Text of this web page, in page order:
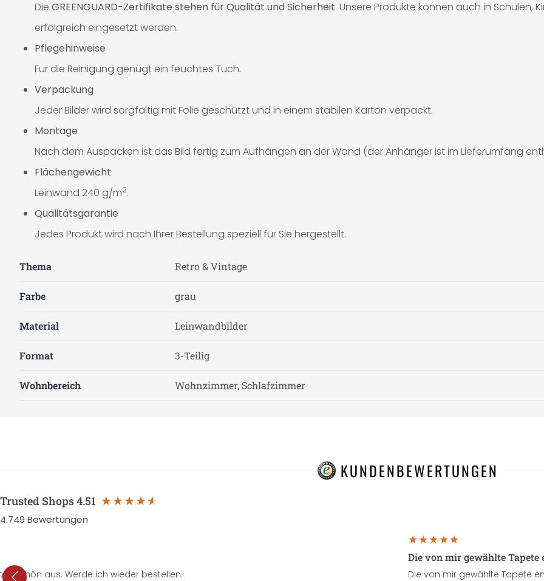
Die GREENGUARD-Zertifikate stehen für Qualität und Sicherheit. Unsere Produkte können auch in Schulen,
erfolgreich eingesetzt werden.
Pflegehinweise
Für die Reinigung genügt ein feuchtes Tuch.
Verpackung
Jeder Bilder wird sorgfältig mit Folie geschützt und in einem stabilen Karton verpackt.
Montage
Nach dem Auspacken ist das Bild fertig zum Aufhängen an der Wand (der Anhänger ist im Lieferumfang
Flächengewicht
Leinwand 240 g/m2.
Qualitätsgarantie
Jedes Produkt wird nach Ihrer Bestellung speziell für Sie hergestellt.
Thema Retro & Vintage
Farbe grau
Material Leinwandbilder
Format 3-Teilig
Wohnbereich Wohnzimmer, Schlafzimmer
KUNDENBEWERTUNGEN
Trusted Shops4.51
4.749 Bewertungen
schön aus. Werde ich wieder bestellen.
Die von mir gewählte
Die von mir gewählte Tapete